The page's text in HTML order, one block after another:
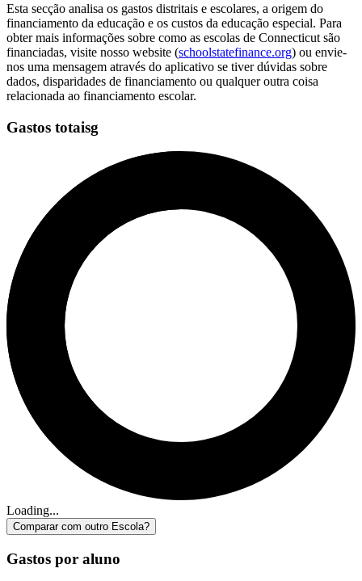
Esta secção analisa os gastos distritais e escolares, a origem do
financiamento da educação e os custos da educação especial. Para
obter mais informações sobre como as escolas de Connecticut são
financiadas, visite nosso website (schoolstatefinance.org) ou envie-
nos uma mensagem através do aplicativo se tiver dúvidas sobre
dados, disparidades de financiamento ou qualquer outra coisa
relacionada ao financiamento escolar.
Gastos totaisg
Loading...
Comparar com outro Escola?
Gastos por aluno